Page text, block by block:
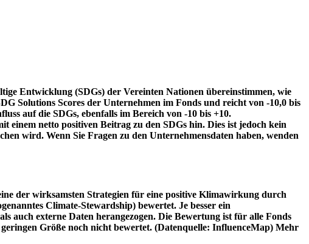
Entwicklung (SDGs) der Vereinten Nationen übereinstimmen, wie
Solutions Scores der Unternehmen im Fonds und reicht von -10,0 bis
auf die SDGs, ebenfalls im Bereich von -10 bis +10.
einem netto positiven Beitrag zu den SDGs hin. Dies ist jedoch kein
wird. Wenn Sie Fragen zu den Unternehmensdaten haben, wenden
der wirksamsten Strategien für eine positive Klimawirkung durch
Climate-Stewardship) bewertet. Je besser ein
auch externe Daten herangezogen. Die Bewertung ist für alle Fonds
Größe noch nicht bewertet. (Datenquelle: InfluenceMap) Mehr